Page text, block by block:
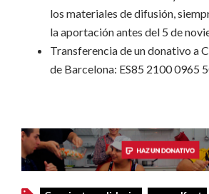
los materiales de difusión,
la aportación antes del 5 de
Transferencia de un donativo a
de Barcelona: ES85 2100 0965